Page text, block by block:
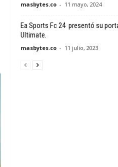
masbytes.co - 11 mayo, 2024
Ea Sports Fc 24 presentó su
Ultimate.
masbytes.co - 11 julio, 2023